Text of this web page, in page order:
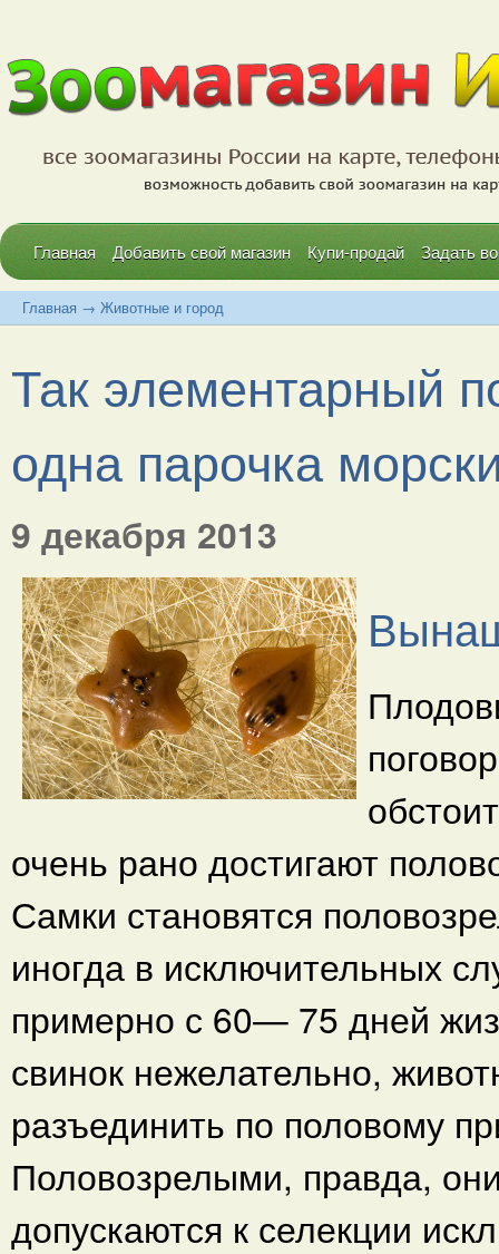
Главная Добавить свой магазин Купи-продай Задать
Главная → Животные и город
Так элементарный
одна парочка
9 декабря 2013
очень рано достигают
Самки становятся
иногда в исключительных
примерно с 60— 75 дней
свинок нежелательно,
разъединить по половому
Половозрелыми, правда,
допускаются к селекции